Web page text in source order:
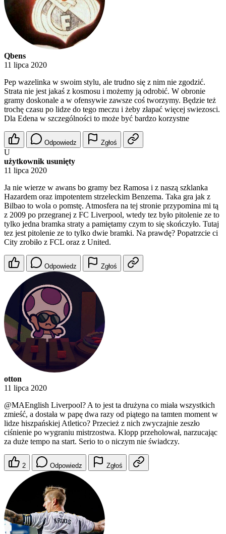
Qbens
11 lipca 2020
Pep wazelinka w swoim stylu, ale trudno się z nim nie zgodzić.
Strata nie jest jakaś z kosmosu i możemy ją odrobić. W obronie
gramy doskonale a w ofensywie zawsze coś tworzymy. Będzie też
trochę czasu po lidze do tego meczu i żeby złapać więcej swiezosci.
Dla Edena w szczególności to może być bardzo korzystne
Odpowiedz Zgłoś
U
użytkownik usunięty
11 lipca 2020
Ja nie wierze w awans bo gramy bez Ramosa i z naszą szklanka
Hazardem oraz impotentem strzeleckim Benzema. Taka gra jak z
Bilbao to wola o pomstę. Atmosfera na tej stronie przypomina mi tą
z 2009 po przegranej z FC Liverpool, wtedy tez było pitolenie ze to
tylko jedna bramka straty a pamiętamy czym to się skończyło. Tutaj
tez jest pitolenie ze to tylko dwie bramki. Na prawdę? Popatrzcie ci
City zrobiło z FCL oraz z United.
Odpowiedz Zgłoś
otton
11 lipca 2020
@MAEnglish Liverpool? A to jest ta drużyna co miała wszystkich
zmieść, a dostała w papę dwa razy od piątego na tamten moment w
lidze hiszpańskiej Atletico? Przecież z nich zwyczajnie zeszło
ciśnienie po wygraniu mistrzostwa. Klopp przeholował, narzucając
za duże tempo na start. Serio to o niczym nie świadczy.
2 Odpowiedz Zgłoś